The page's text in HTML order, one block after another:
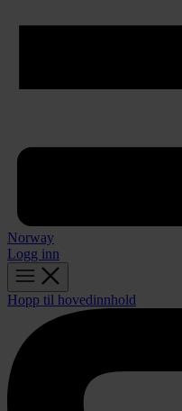
Norway
Logg inn
Hopp til hovedinnhold